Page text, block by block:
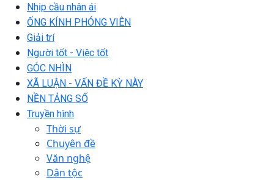
Nhịp cầu nhân ái
ỐNG KÍNH PHÓNG VIÊN
Giải trí
Người tốt - Việc tốt
GÓC NHÌN
XÃ LUẬN - VẤN ĐỀ KỲ NÀY
NỀN TẢNG SỐ
Truyền hình
Thời sự
Chuyên đề
Văn nghệ
Dân tộc